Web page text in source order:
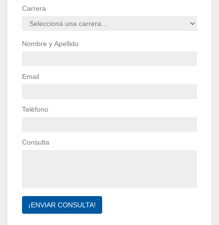
Carrera
Nombre y Apellido
Email
Teléfono
Consulta
¡ENVIAR CONSULTA!